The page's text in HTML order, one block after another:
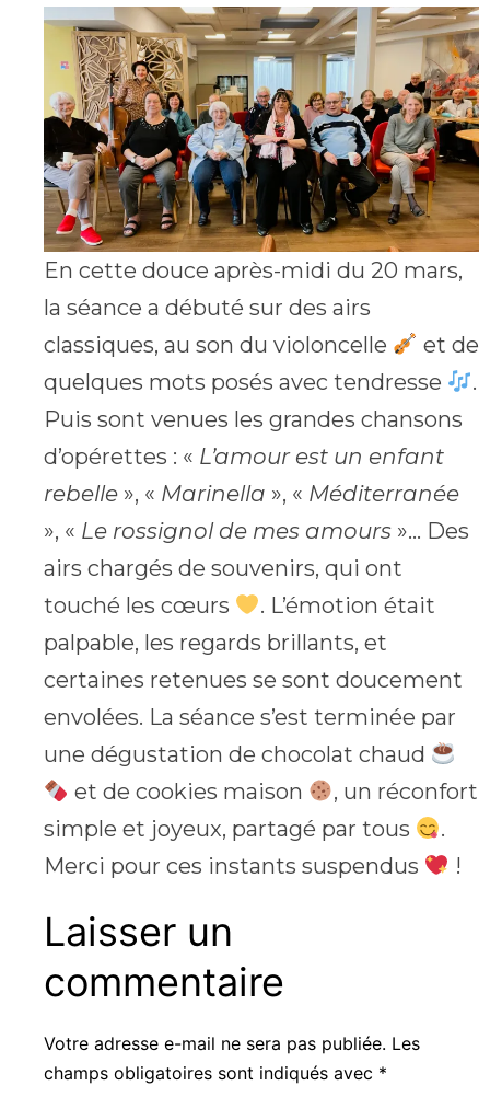
En cette douce après-midi du 20 mars,
la séance a débuté sur des airs
classiques, au son du violoncelle
et de
quelques mots posés avec tendresse
.
Puis sont venues les grandes chansons
d’opérettes : « L’amour est un enfant
rebelle », « Marinella », « Méditerranée
», « Le rossignol de mes amours »… Des
airs chargés de souvenirs, qui ont
touché les cœurs
. L’émotion était
palpable, les regards brillants, et
certaines retenues se sont doucement
envolées. La séance s’est terminée par
une dégustation de chocolat chaud
et de cookies maison
, un réconfort
simple et joyeux, partagé par tous
.
Merci pour ces instants suspendus
!
Laisser un
commentaire
Votre adresse e-mail ne sera pas publiée. Les
champs obligatoires sont indiqués avec *